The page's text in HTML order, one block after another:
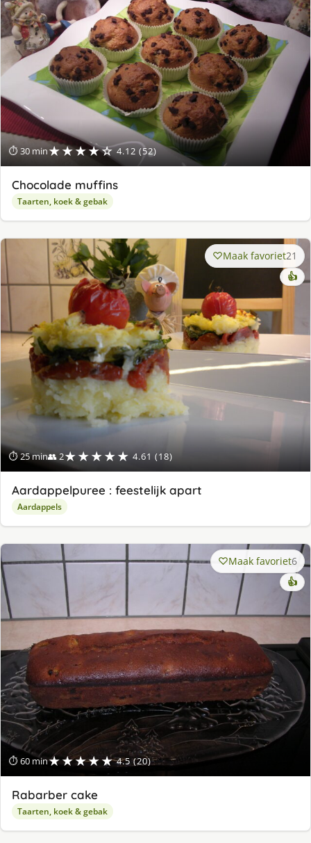
⏱ 30 min★★★★☆ 4.12 (52)
Chocolade muffins
Taarten, koek & gebak
⏱ 25 min👥 2★★★★★ 4.61 (18)
Maak favoriet21
👍
Aardappelpuree : feestelijk apart
Aardappels
⏱ 60 min★★★★★ 4.5 (20)
Maak favoriet6
👍
Rabarber cake
Taarten, koek & gebak